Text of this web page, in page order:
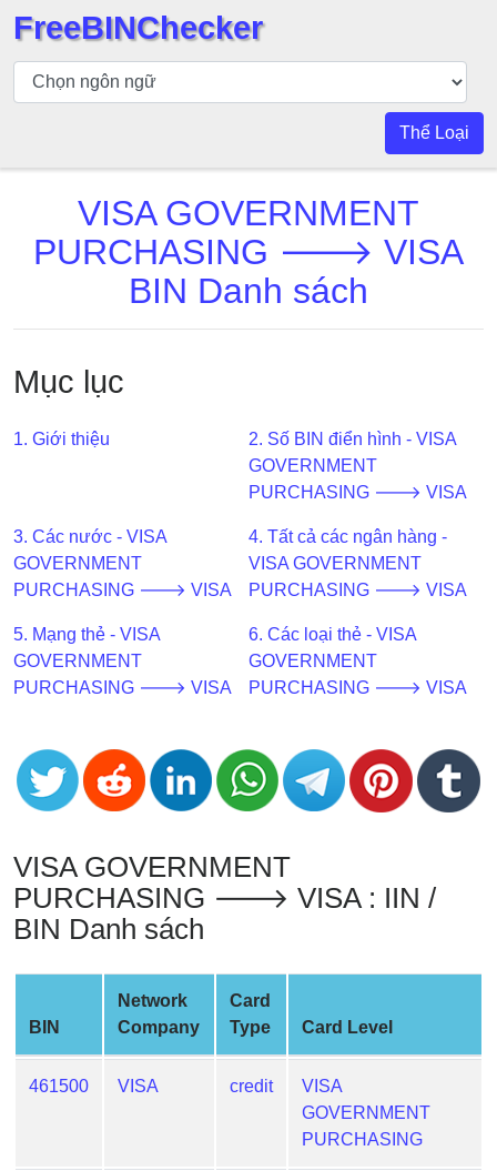
Kiểm
tra
Số
BIN
Generator
BIN
BIN
CC
Generator
Banks
Credit
Validator
Credit
Card
Random
Credit
Card
Credit
BIN
FreeBINChecker
Thể Loại
VISA GOVERNMENT
PURCHASING 🡒 VISA
BIN Danh sách
Mục lục
1. Giới thiệu
2. Số BIN điển hình - VISA
GOVERNMENT
PURCHASING 🡒 VISA
3. Các nước - VISA
GOVERNMENT
PURCHASING 🡒 VISA
4. Tất cả các ngân hàng -
VISA GOVERNMENT
PURCHASING 🡒 VISA
5. Mạng thẻ - VISA
GOVERNMENT
PURCHASING 🡒 VISA
6. Các loại thẻ - VISA
GOVERNMENT
PURCHASING 🡒 VISA
VISA GOVERNMENT
PURCHASING 🡒 VISA : IIN /
BIN Danh sách
BIN
Network
Company
Card
Type
Card Level
461500 VISA credit
VISA
GOVERNMENT
PURCHASING